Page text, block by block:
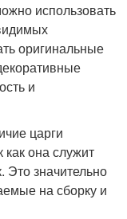
использовать
оригинальные
и
царги
как она служит
Это значительно
на сборку и